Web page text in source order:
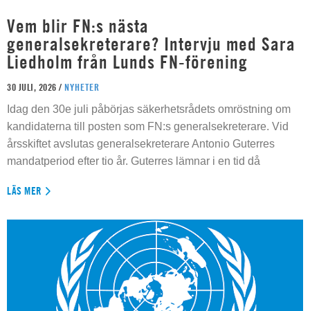
Vem blir FN:s nästa
generalsekreterare? Intervju med Sara
Liedholm från Lunds FN-förening
30 JULI, 2026 / NYHETER
Idag den 30e juli påbörjas säkerhetsrådets omröstning om
kandidaterna till posten som FN:s generalsekreterare. Vid
årsskiftet avslutas generalsekreterare Antonio Guterres
mandatperiod efter tio år. Guterres lämnar i en tid då
LÄS MER